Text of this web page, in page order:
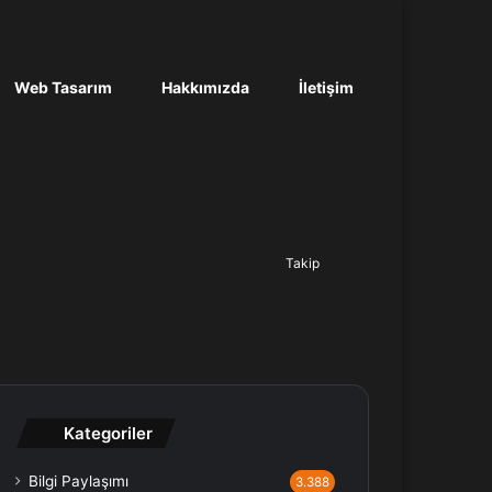
Web Tasarım Hakkımızda İletişim
Takip
Kategoriler
Bilgi Paylaşımı 3.388